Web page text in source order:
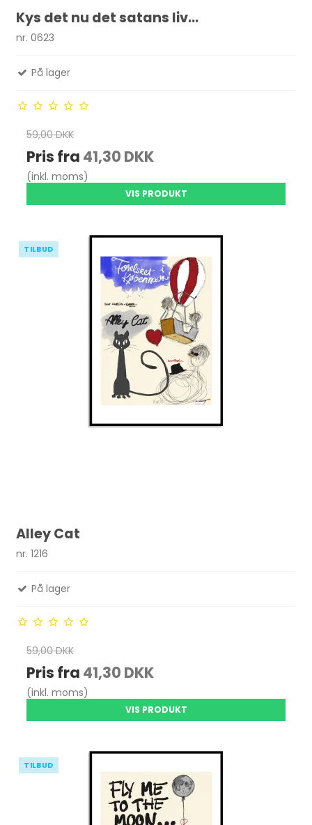
Kys det nu det satans liv...
nr. 0623
På lager
59,00 DKK
Pris fra 41,30 DKK
(inkl. moms)
VIS PRODUKT
TILBUD
Alley Cat
nr. 1216
På lager
59,00 DKK
Pris fra 41,30 DKK
(inkl. moms)
VIS PRODUKT
TILBUD